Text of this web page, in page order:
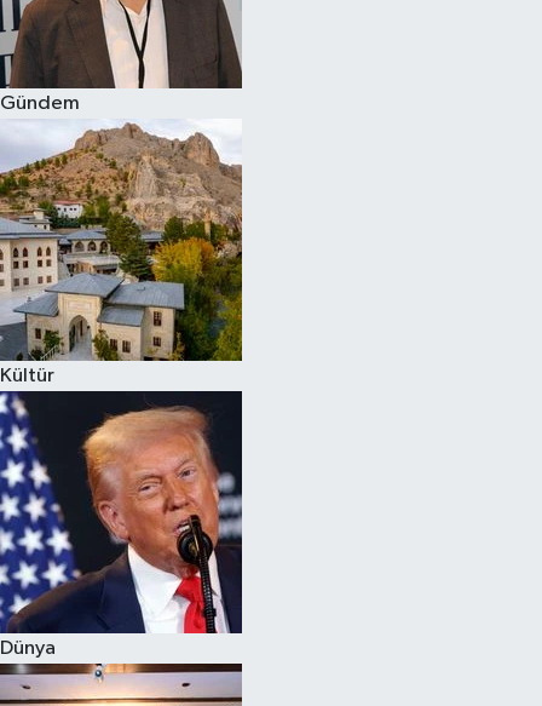
Gündem
Kültür
Dünya
Spor
Burç Yorumları
Çocuk
Eğitim
Hava Durumu
Kadın
Kim kimdir?
Kültür Sanat
Sağlık
Siyaset
Teknoloji